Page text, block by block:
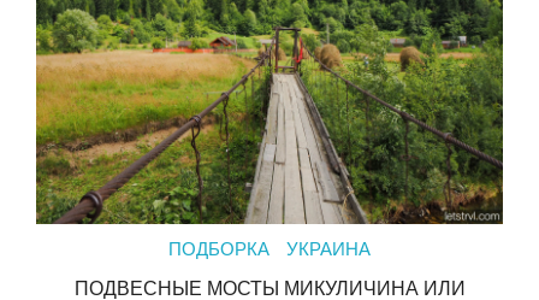
ПОДБОРКА
УКРАИНА
ПОДВЕСНЫЕ МОСТЫ МИКУЛИЧИНА ИЛИ